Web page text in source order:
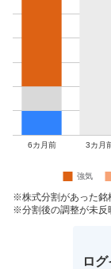
株式分割があった銘
分割後の調整が未反
ロ